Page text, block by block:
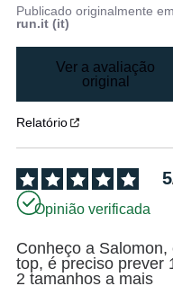
Publicado originalmente
run.it (it)
Ver a avaliação
original
Relatório
5
Opinião verificada
Conheço a Salomon,
top, é preciso prever
2 tamanhos a mais